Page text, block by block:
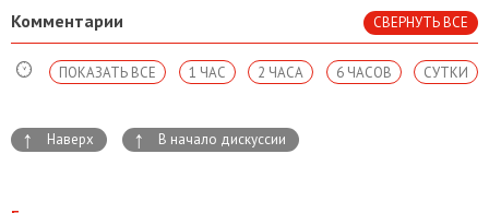
Комментарии СВЕРНУТЬ ВСЕ
СУТКИ
6 ЧАСОВ
2 ЧАСА
1 ЧАС
ПОКАЗАТЬ ВСЕ
↑ Наверх ↑ В начало дискуссии